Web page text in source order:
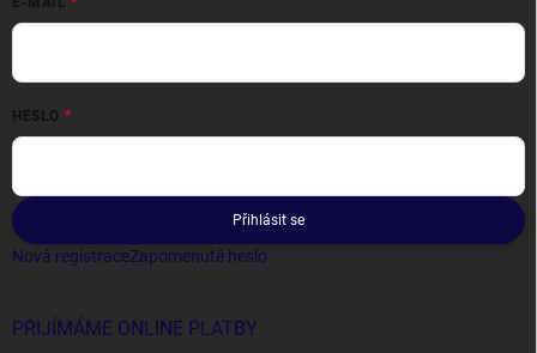
HESLO
Přihlásit se
Nová registraceZapomenuté heslo
PŘIJÍMÁME ONLINE PLATBY